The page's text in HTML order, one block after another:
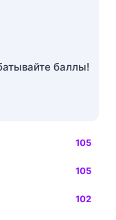
баллы!
105
105
102